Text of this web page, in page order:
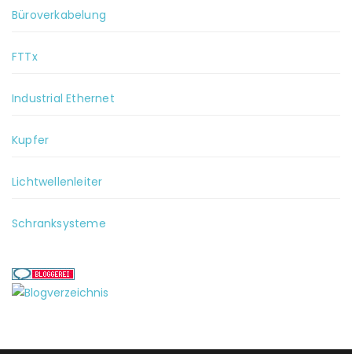
Büroverkabelung
FTTx
Industrial Ethernet
Kupfer
Lichtwellenleiter
Schranksysteme